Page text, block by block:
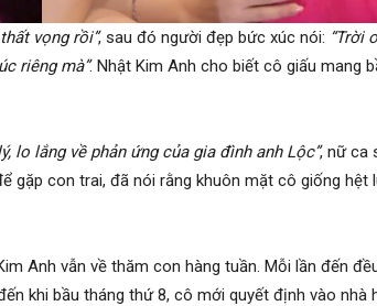
vọng rồi”, sau đó người đẹp bức xúc nói: “Trời
riêng mà”. Nhật Kim Anh cho biết cô giấu mang
lo lắng về phản ứng của gia đình anh Lộc”, nữ ca
gặp con trai, đã nói rằng khuôn mặt cô giống hệt
Anh vẫn về thăm con hàng tuần. Mỗi lần đến
khi bầu tháng thứ 8, cô mới quyết định vào nhà